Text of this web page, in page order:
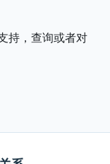
持，查询或者对